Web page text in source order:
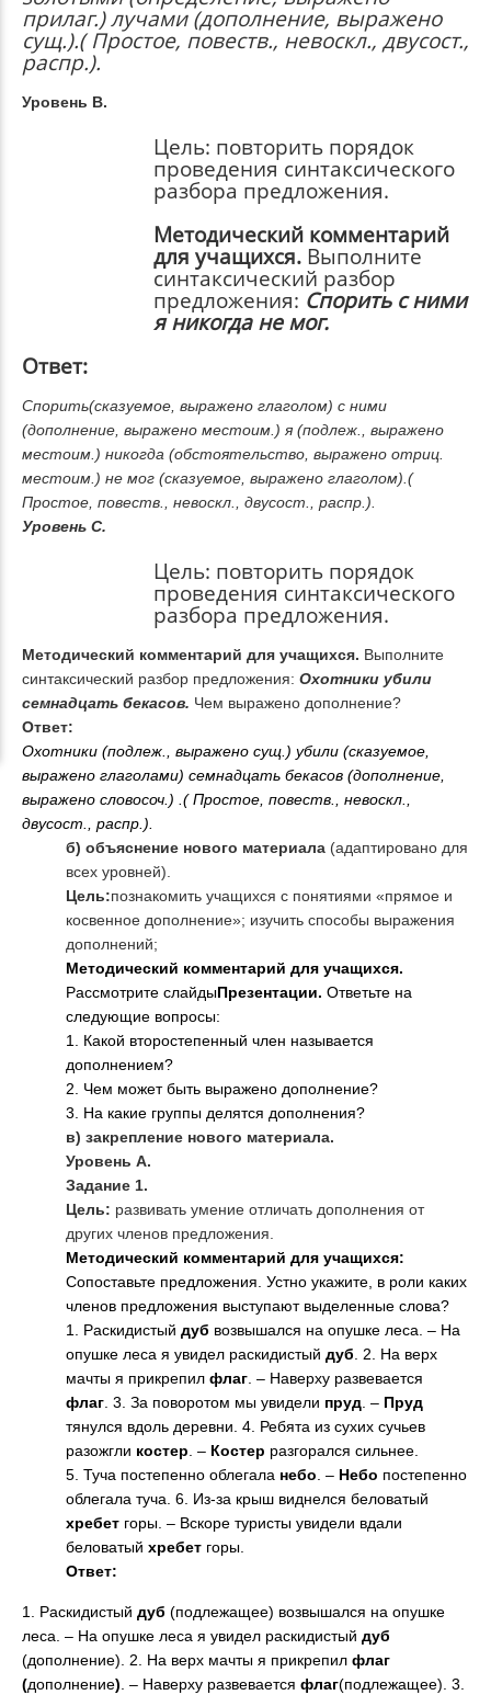
прилаг.) лучами (дополнение, выражено
сущ.).( Простое, повеств., невоскл., двусост.,
распр.).
Уровень В.
Цель: повторить порядок
проведения синтаксического
разбора предложения.
Методический комментарий
для учащихся. Выполните
синтаксический разбор
предложения: Спорить с ними
я никогда не мог.
Ответ:
Спорить(сказуемое, выражено глаголом) с ними
(дополнение, выражено местоим.) я (подлеж., выражено
местоим.) никогда (обстоятельство, выражено отриц.
местоим.) не мог (сказуемое, выражено глаголом).(
Простое, повеств., невоскл., двусост., распр.).
Уровень С.
Цель: повторить порядок
проведения синтаксического
разбора предложения.
Методический комментарий для учащихся. Выполните
синтаксический разбор предложения: Охотники убили
семнадцать бекасов. Чем выражено дополнение?
Ответ:
Охотники (подлеж., выражено сущ.) убили (сказуемое,
выражено глаголами) семнадцать бекасов (дополнение,
выражено словосоч.) .( Простое, повеств., невоскл.,
двусост., распр.).
б) объяснение нового материала (адаптировано для
всех уровней).
Цель:познакомить учащихся с понятиями «прямое и
косвенное дополнение»; изучить способы выражения
дополнений;
Методический комментарий для учащихся.
Рассмотрите слайдыПрезентации. Ответьте на
следующие вопросы:
1. Какой второстепенный член называется
дополнением?
2. Чем может быть выражено дополнение?
3. На какие группы делятся дополнения?
в) закрепление нового материала.
Уровень А.
Задание 1.
Цель: развивать умение отличать дополнения от
других членов предложения.
Методический комментарий для учащихся:
Сопоставьте предложения. Устно укажите, в роли каких
членов предложения выступают выделенные слова?
1. Раскидистый дуб возвышался на опушке леса. – На
опушке леса я увидел раскидистый дуб . 2. На верх
мачты я прикрепил флаг . – Наверху развевается
флаг . 3. За поворотом мы увидели пруд . – Пруд
тянулся вдоль деревни. 4. Ребята из сухих сучьев
разожгли костер . – Костер разгорался сильнее.
5. Туча постепенно облегала небо . – Небо постепенно
облегала туча. 6. Из-за крыш виднелся беловатый
хребет горы. – Вскоре туристы увидели вдали
беловатый хребет горы.
Ответ:
1. Раскидистый дуб (подлежащее) возвышался на опушке
леса. – На опушке леса я увидел раскидистый дуб
(дополнение). 2. На верх мачты я прикрепил флаг
(дополнение) . – Наверху развевается флаг(подлежащее) . 3.